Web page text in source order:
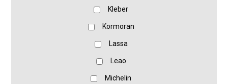
Kleber
Kormoran
Lassa
Leao
Michelin